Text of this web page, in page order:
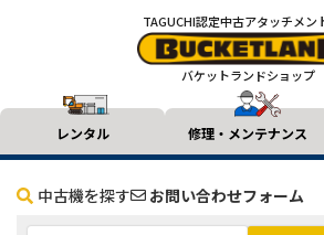
TAGUCHI認定中古アタッチメン
バケットランドショップ
レンタル 修理・メンテナンス
中古機を探す お問い合わせフォーム